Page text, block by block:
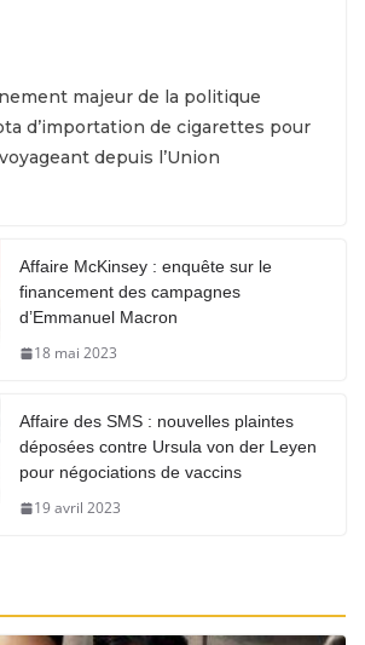
majeur de la politique
d’importation de cigarettes pour
depuis l’Union
Affaire McKinsey : enquête sur le
financement des campagnes
d’Emmanuel Macron
18 mai 2023
Affaire des SMS : nouvelles plaintes
déposées contre Ursula von der Leyen
pour négociations de vaccins
19 avril 2023